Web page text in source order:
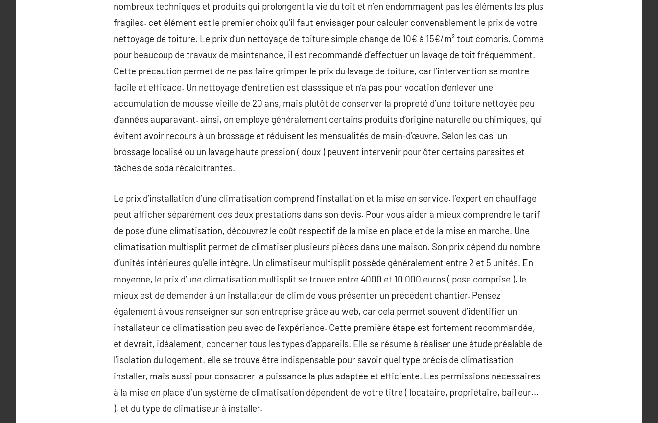
nombreux techniques et produits qui prolongent la vie du toit et n’en endommagent pas les éléments les plus
fragiles. cet élément est le premier choix qu’il faut envisager pour calculer convenablement le prix de votre
nettoyage de toiture. Le prix d’un nettoyage de toiture simple change de 10€ à 15€/m² tout compris. Comme
pour beaucoup de travaux de maintenance, il est recommandé d’effectuer un lavage de toit fréquemment.
Cette précaution permet de ne pas faire grimper le prix du lavage de toiture, car l’intervention se montre
facile et efficace. Un nettoyage d’entretien est classsique et n’a pas pour vocation d’enlever une
accumulation de mousse vieille de 20 ans, mais plutôt de conserver la propreté d’une toiture nettoyée peu
d’années auparavant. ainsi, on employe généralement certains produits d’origine naturelle ou chimiques, qui
évitent avoir recours à un brossage et réduisent les mensualités de main-d’œuvre. Selon les cas, un
brossage localisé ou un lavage haute pression ( doux ) peuvent intervenir pour ôter certains parasites et
tâches de soda récalcitrantes.
Le prix d’installation d’une climatisation comprend l’installation et la mise en service. l’expert en chauffage
peut afficher séparément ces deux prestations dans son devis. Pour vous aider à mieux comprendre le tarif
de pose d’une climatisation, découvrez le coût respectif de la mise en place et de la mise en marche. Une
climatisation multisplit permet de climatiser plusieurs pièces dans une maison. Son prix dépend du nombre
d’unités intérieures qu’elle intègre. Un climatiseur multisplit possède généralement entre 2 et 5 unités. En
moyenne, le prix d’une climatisation multisplit se trouve entre 4000 et 10 000 euros ( pose comprise ). le
mieux est de demander à un installateur de clim de vous présenter un précédent chantier. Pensez
également à vous renseigner sur son entreprise grâce au web, car cela permet souvent d’identifier un
installateur de climatisation peu avec de l’expérience. Cette première étape est fortement recommandée,
et devrait, idéalement, concerner tous les types d’appareils. Elle se résume à réaliser une étude préalable de
l’isolation du logement. elle se trouve être indispensable pour savoir quel type précis de climatisation
installer, mais aussi pour consacrer la puissance la plus adaptée et efficiente. Les permissions nécessaires
à la mise en place d’un système de climatisation dépendent de votre titre ( locataire, propriétaire, bailleur…
), et du type de climatiseur à installer.